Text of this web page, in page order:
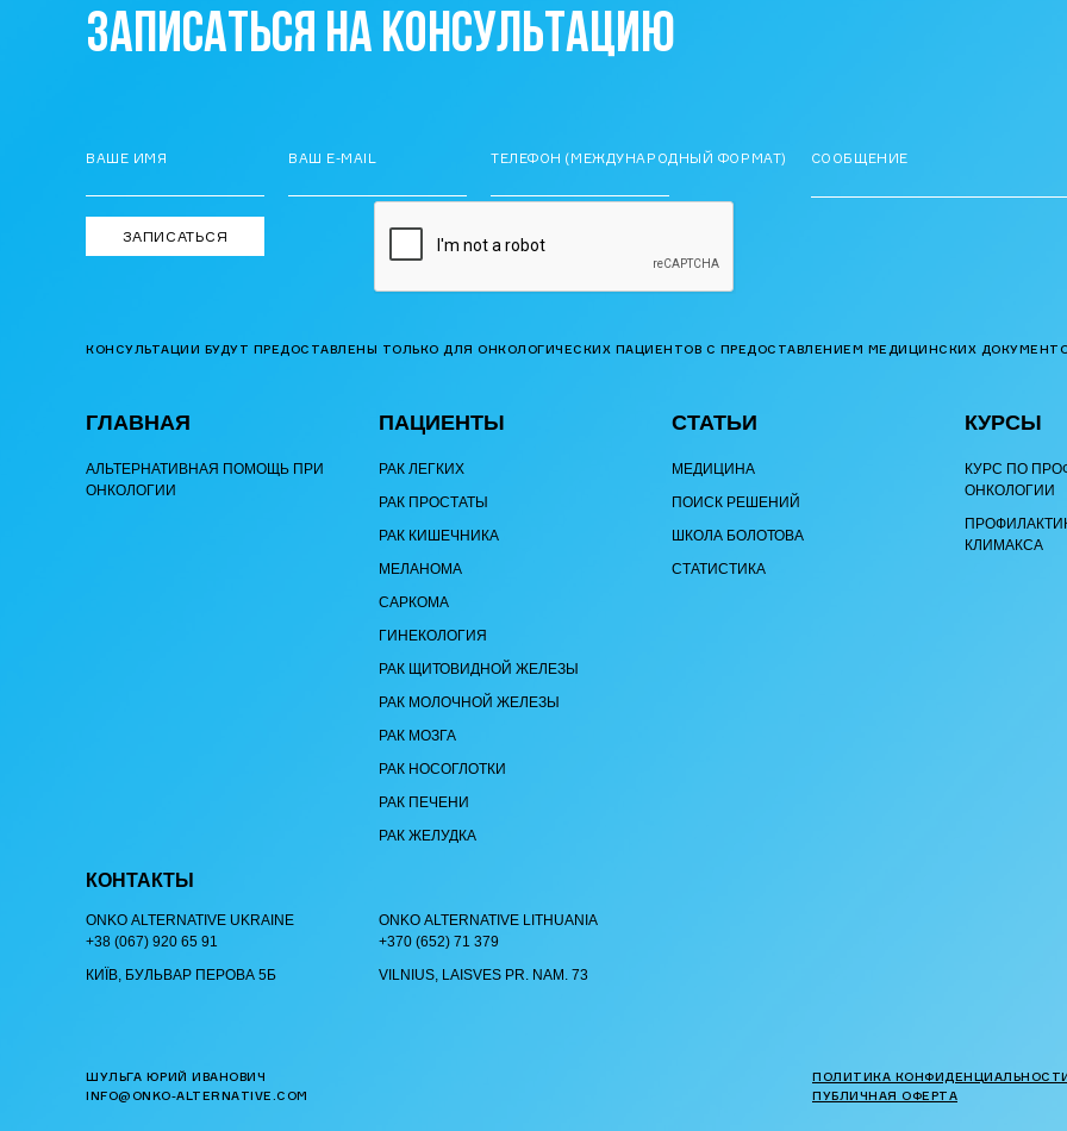
ЗАПИСАТЬСЯ НА КОНСУЛЬТАЦИЮ
ВАШЕ ИМЯ ВАШ E-MAIL ТЕЛЕФОН (МЕЖДУНАРОДНЫЙ ФОРМАТ) СООБЩЕНИЕ
КОНСУЛЬТАЦИИ БУДУТ ПРЕДОСТАВЛЕНЫ ТОЛЬКО ДЛЯ ОНКОЛОГИЧЕСКИХ ПАЦИЕНТОВ С ПРЕДОСТАВЛЕНИЕМ МЕДИЦИНСКИХ
ГЛАВНАЯ
АЛЬТЕРНАТИВНАЯ ПОМОЩЬ ПРИ
ОНКОЛОГИИ
ПАЦИЕНТЫ
РАК ЛЕГКИХ
РАК ПРОСТАТЫ
РАК КИШЕЧНИКА
МЕЛАНОМА
САРКОМА
ГИНЕКОЛОГИЯ
РАК ЩИТОВИДНОЙ ЖЕЛЕЗЫ
РАК МОЛОЧНОЙ ЖЕЛЕЗЫ
РАК МОЗГА
РАК НОСОГЛОТКИ
РАК ПЕЧЕНИ
РАК ЖЕЛУДКА
СТАТЬИ
МЕДИЦИНА
ПОИСК РЕШЕНИЙ
ШКОЛА БОЛОТОВА
СТАТИСТИКА
КУРСЫ
КУРС ПО
ОНКОЛОГИИ
КЛИМАКСА
КОНТАКТЫ
ОNKO АLTERNATIVE UKRAINE
+38 (067) 920 65 91
КИЇВ, БУЛЬВАР ПЕРОВА 5Б
ОNKO АLTERNATIVE LITHUANIA
+370 (652) 71 379
VILNIUS, LAISVES PR. NAM. 73
ШУЛЬГА ЮРИЙ ИВАНОВИЧ
INFO@ONKO-ALTERNATIVE.COM
ПОЛИТИКА
ПУБЛИЧНАЯ ОФЕРТА